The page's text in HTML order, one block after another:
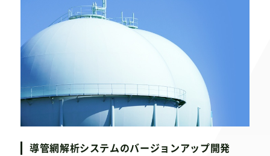
導管網解析システムのバージョンアップ開発